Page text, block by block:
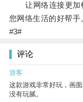
让网络连接更加
您网络生活的好帮手
#3#
评论
游客
这款游戏非常好玩，画
没有玩腻。